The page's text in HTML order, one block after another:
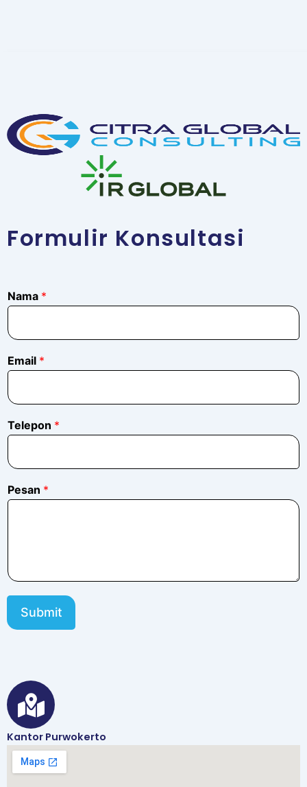
Formulir Konsultasi
*
*
Nama *
Email *
Telepon *
Pesan *
Submit
Kantor Purwokerto